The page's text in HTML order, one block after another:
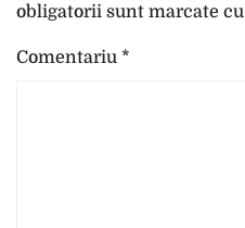
obligatorii sunt marcate cu
Comentariu *